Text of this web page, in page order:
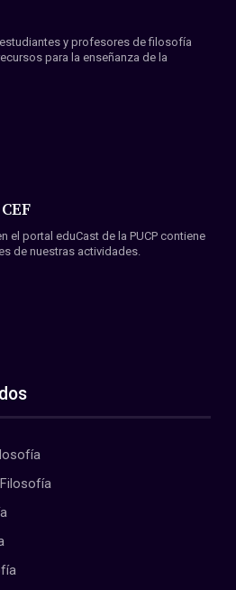
y profesores de filosofía
para la enseñanza de la
el portal eduCast de la PUCP contiene
de nuestras actividades.